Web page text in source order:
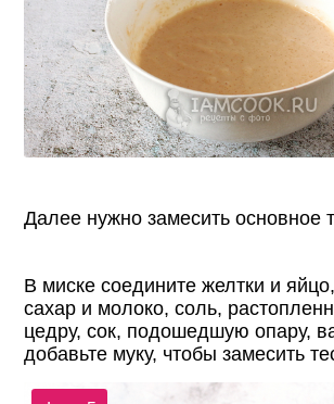
Далее нужно замесить основное
В миске соедините желтки и
сахар и молоко, соль,
цедру, сок, подошедшую опару,
добавьте муку, чтобы замесить